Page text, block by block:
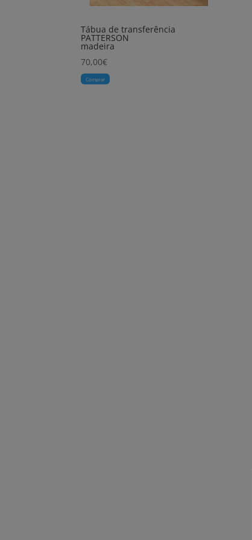
Tábua de transferência
PATTERSON
madeira
70,00€
Comprar